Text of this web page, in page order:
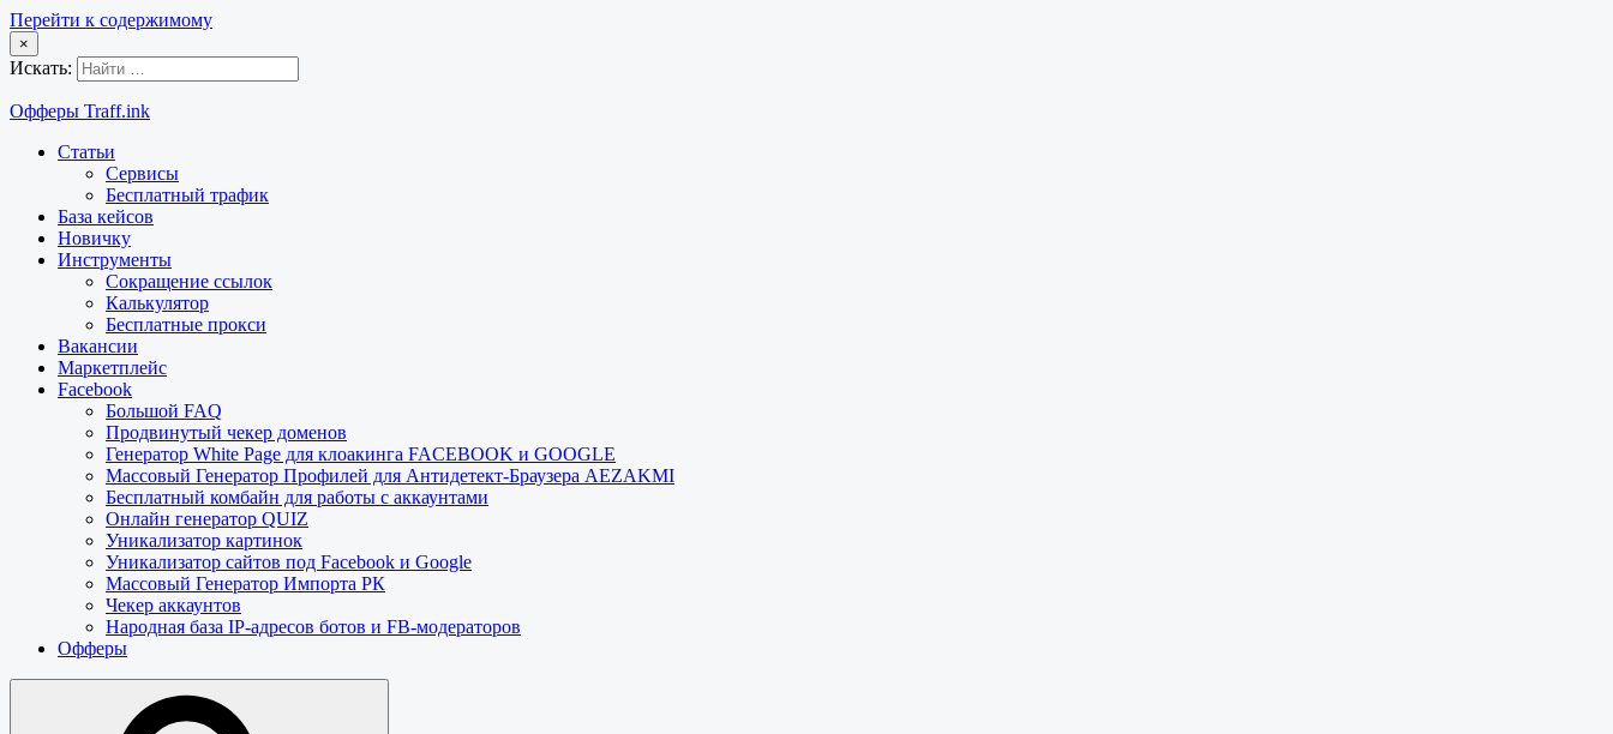
Перейти к содержимому
×
Искать:
Офферы Traff.ink
Статьи
Сервисы
Бесплатный трафик
База кейсов
Новичку
Инструменты
Сокращение ссылок
Калькулятор
Бесплатные прокси
Вакансии
Маркетплейс
Facebook
Большой FAQ
Продвинутый чекер доменов
Генератор White Page для клоакинга FACEBOOK и GOOGLE
Массовый Генератор Профилей для Антидетект-Браузера AEZAKMI
Бесплатный комбайн для работы с аккаунтами
Онлайн генератор QUIZ
Уникализатор картинок
Уникализатор сайтов под Facebook и Google
Массовый Генератор Импорта РК
Чекер аккаунтов
Народная база IP-адресов ботов и FB-модераторов
Офферы